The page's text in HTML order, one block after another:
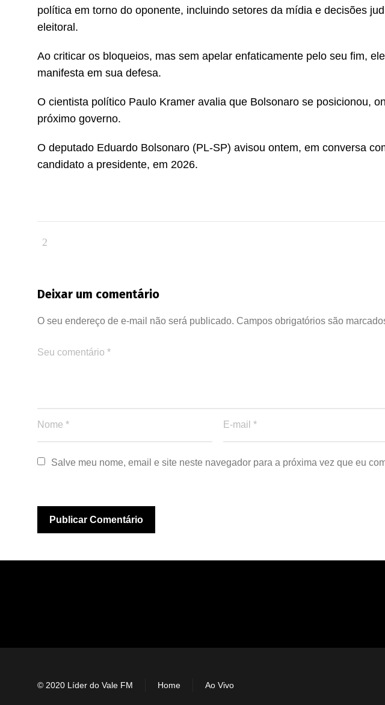
política em torno do oponente, incluindo setores da mídia e decisões
eleitoral.
Ao criticar os bloqueios, mas sem apelar enfaticamente pelo seu fim,
manifesta em sua defesa.
O cientista político Paulo Kramer avalia que Bolsonaro se posicionou,
próximo governo.
O deputado Eduardo Bolsonaro (PL-SP) avisou ontem, em conversa
candidato a presidente, em 2026.
Deixar um comentário
O seu endereço de e-mail não será publicado. Campos obrigatórios são
Salve meu nome, email e site neste navegador para a próxima vez que eu
© 2020 Líder do Vale FM Home Ao Vivo